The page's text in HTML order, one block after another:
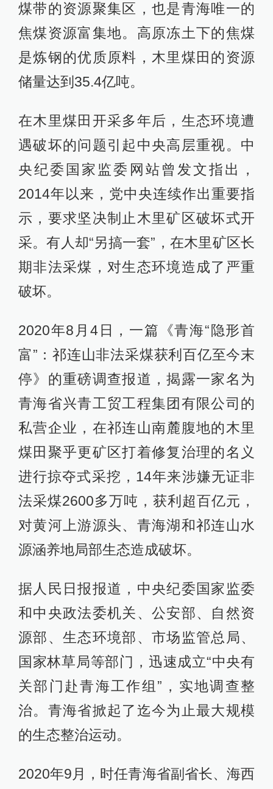
煤带的资源聚集区，也是青海唯一的
焦煤资源富集地。高原冻土下的焦煤
是炼钢的优质原料，木里煤田的资源
储量达到35.4亿吨。
在木里煤田开采多年后，生态环境遭
遇破坏的问题引起中央高层重视。中
央纪委国家监委网站曾发文指出，
2014年以来，党中央连续作出重要指
示，要求坚决制止木里矿区破坏式开
采。有人却“另搞一套”，在木里矿区长
期非法采煤，对生态环境造成了严重
破坏。
2020年8月4日，一篇《青海“隐形首
富”：祁连山非法采煤获利百亿至今末
停》的重磅调查报道，揭露一家名为
青海省兴青工贸工程集团有限公司的
私营企业，在祁连山南麓腹地的木里
煤田聚乎更矿区打着修复治理的名义
进行掠夺式采挖，14年来涉嫌无证非
法采煤2600多万吨，获利超百亿元，
对黄河上游源头、青海湖和祁连山水
源涵养地局部生态造成破坏。
据人民日报报道，中央纪委国家监委
和中央政法委机关、公安部、自然资
源部、生态环境部、市场监管总局、
国家林草局等部门，迅速成立“中央有
关部门赴青海工作组”，实地调查整
治。青海省掀起了迄今为止最大规模
的生态整治运动。
2020年9月，时任青海省副省长、海西